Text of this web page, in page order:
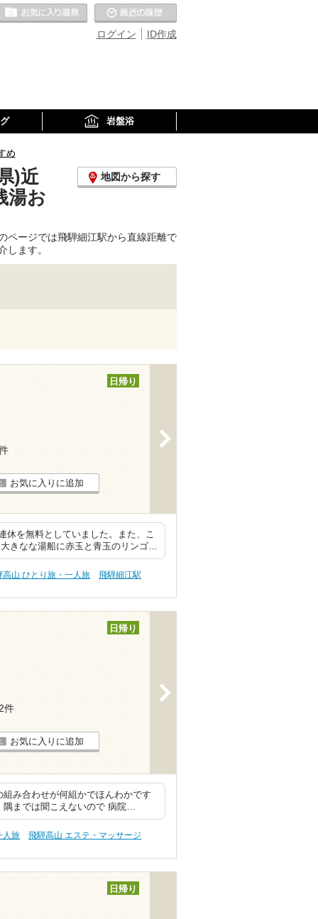
ID作成
ログイン
お気に入りの温泉
岩盤浴
め
)近
湯お
地図から探す
ページでは飛騨細江駅から直線距離で
ます。
日帰り
お気に入りに追加
休を無料としていました。また、こ
きなな湯船に赤玉と青玉のリンゴ…
高山 ひとり旅・一人旅 飛騨細江駅
日帰り
件
お気に入りに追加
み合わせが何組かでほんわかです
隅までは聞こえないので 病院…
人旅 飛騨高山 エステ・マッサージ
日帰り